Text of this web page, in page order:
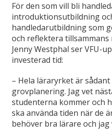
För den som vill bli
introduktionsutbildning
handledarutbildning som
och reflektera tillsammans
Jenny Westphal ser VFU-
investerad tid:
– Hela läraryrket är
grovplanering. Jag vet
studenterna kommer och
ska använda tiden när de
behöver bra lärare och